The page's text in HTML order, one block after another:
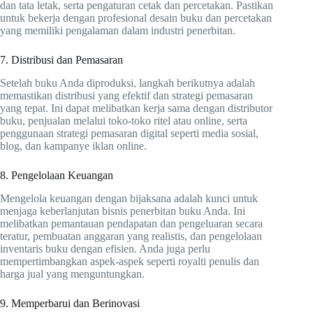
dan tata letak, serta pengaturan cetak dan percetakan. Pastikan
untuk bekerja dengan profesional desain buku dan percetakan
yang memiliki pengalaman dalam industri penerbitan.
7. Distribusi dan Pemasaran
Setelah buku Anda diproduksi, langkah berikutnya adalah
memastikan distribusi yang efektif dan strategi pemasaran
yang tepat. Ini dapat melibatkan kerja sama dengan distributor
buku, penjualan melalui toko-toko ritel atau online, serta
penggunaan strategi pemasaran digital seperti media sosial,
blog, dan kampanye iklan online.
8. Pengelolaan Keuangan
Mengelola keuangan dengan bijaksana adalah kunci untuk
menjaga keberlanjutan bisnis penerbitan buku Anda. Ini
melibatkan pemantauan pendapatan dan pengeluaran secara
teratur, pembuatan anggaran yang realistis, dan pengelolaan
inventaris buku dengan efisien. Anda juga perlu
mempertimbangkan aspek-aspek seperti royalti penulis dan
harga jual yang menguntungkan.
9. Memperbarui dan Berinovasi